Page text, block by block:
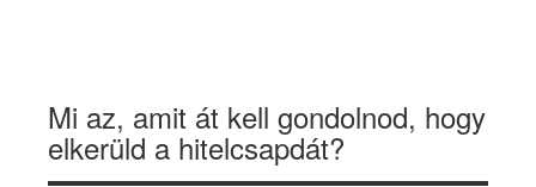
Mi az, amit át kell gondolnod, hogy
elkerüld a hitelcsapdát?